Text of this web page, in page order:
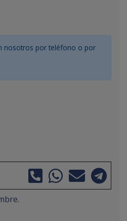
nosotros por teléfono o por